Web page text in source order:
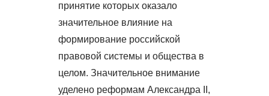
принятие которых оказало
значительное влияние на
формирование российской
правовой системы и общества в
целом. Значительное внимание
уделено реформам Александра II,